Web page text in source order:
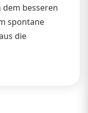
dem besseren
spontane
die